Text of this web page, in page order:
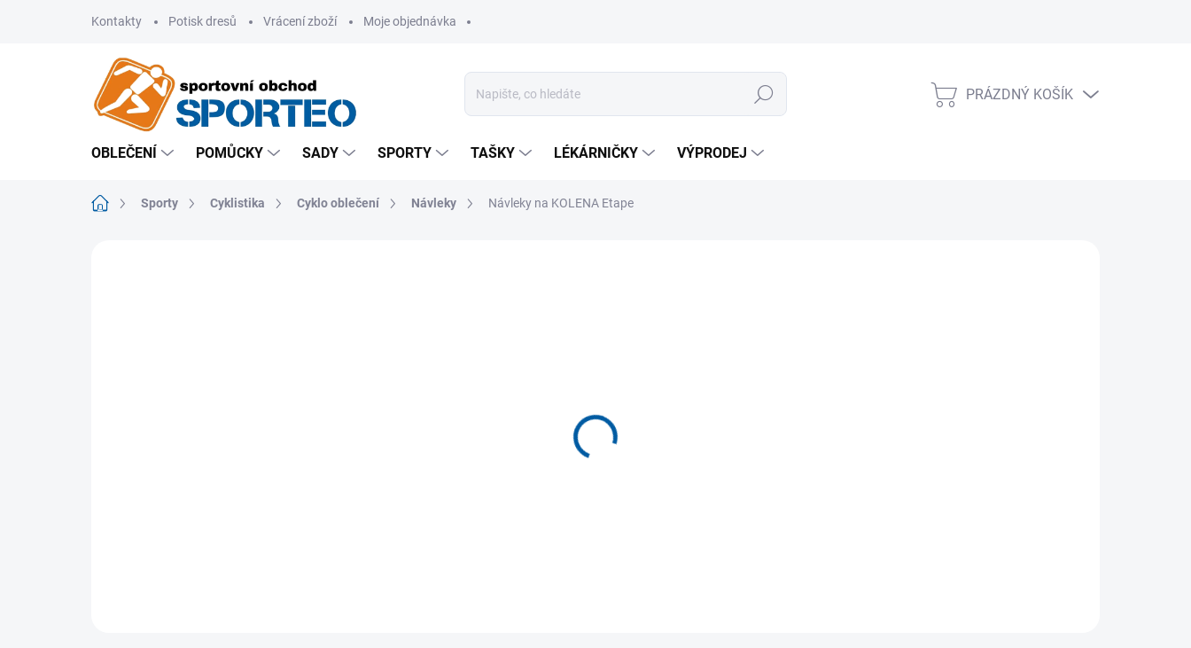
Kontakty Potisk dresů Vrácení zboží Moje objednávka
Hledat
NÁKUPNÍ
PRÁZDNÝ KOŠÍK
OBLEČENÍ POMŮCKY SADY SPORTY TAŠKY LÉKÁRNIČKY VÝPRODEJ
Domů Sporty Cyklistika Cyklo oblečení Návleky Návleky na KOLENA Etape